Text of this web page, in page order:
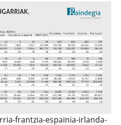
frantzia-espainia-irlanda-